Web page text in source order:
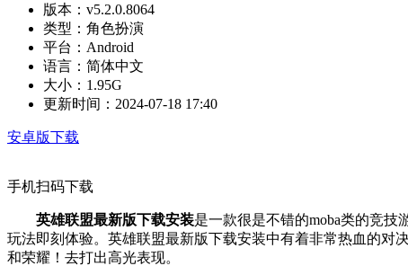
版本： v5.2.0.8064
类型： 角色扮演
平台： Android
语言： 简体中文
大小： 1.95G
更新时间： 2024-07-18 17:40
安卓版下载
手机扫码下载
英雄联盟最新版下载安装是一款很是不错的moba类的竞
玩法即刻体验。英雄联盟最新版下载安装中有着非常热血的对
和荣耀！去打出高光表现。